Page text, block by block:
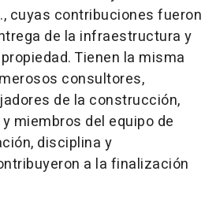
cuyas contribuciones fueron
de la infraestructura y
Tienen la misma
consultores,
de la construcción,
miembros del equipo de
disciplina y
a la finalización